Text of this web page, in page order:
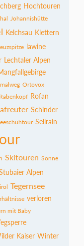
Hochtouren
Johannishütte
Kelchsau Klettern
lawine
Lechtaler Alpen
Ortovox
Rabenkopf Rofan
Schinder
Sellrain
Skitouren Sonne
Alpen
Tegernsee
verloren
mit Baby
Kaiser Winter